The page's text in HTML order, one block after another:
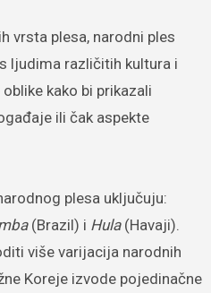
vrsta plesa, narodni ples
ljudima različitih kultura i
kako bi prikazali
ili čak aspekte
plesa uključuju:
(Brazil) i Hula(Havaji).
više varijacija narodnih
Koreje izvode pojedinačne